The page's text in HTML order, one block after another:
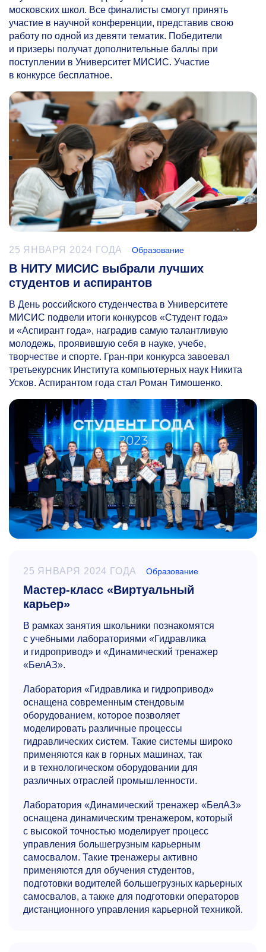
московских школ. Все финалисты смогут принять
участие в научной конференции, представив свою
работу по одной из девяти тематик. Победители
и призеры получат дополнительные баллы при
поступлении в Университет МИСИС. Участие
в конкурсе бесплатное.
25 ЯНВАРЯ 2024 ГОДА Образование
В НИТУ МИСИС выбрали лучших
студентов и аспирантов
В День российского студенчества в Университете
МИСИС подвели итоги конкурсов «Студент года»
и «Аспирант года», наградив самую талантливую
молодежь, проявившую себя в науке, учебе,
творчестве и спорте. Гран-при конкурса завоевал
третьекурсник Института компьютерных наук Никита
Усков. Аспирантом года стал Роман Тимошенко.
25 ЯНВАРЯ 2024 ГОДА Образование
Мастер-класс «Виртуальный
карьер»
В рамках занятия школьники познакомятся
с учебными лабораториями «Гидравлика
и гидропривод» и «Динамический тренажер
«БелАЗ».
Лаборатория «Гидравлика и гидропривод»
оснащена современным стендовым
оборудованием, которое позволяет
моделировать различные процессы
гидравлических систем. Такие системы широко
применяются как в горных машинах, так
и в технологическом оборудовании для
различных отраслей промышленности.
Лаборатория «Динамический тренажер «БелАЗ»
оснащена динамическим тренажером, который
с высокой точностью моделирует процесс
управления большегрузным карьерным
самосвалом. Такие тренажеры активно
применяются для обучения студентов,
подготовки водителей большегрузных карьерных
самосвалов, а также для подготовки операторов
дистанционного управления карьерной техникой.